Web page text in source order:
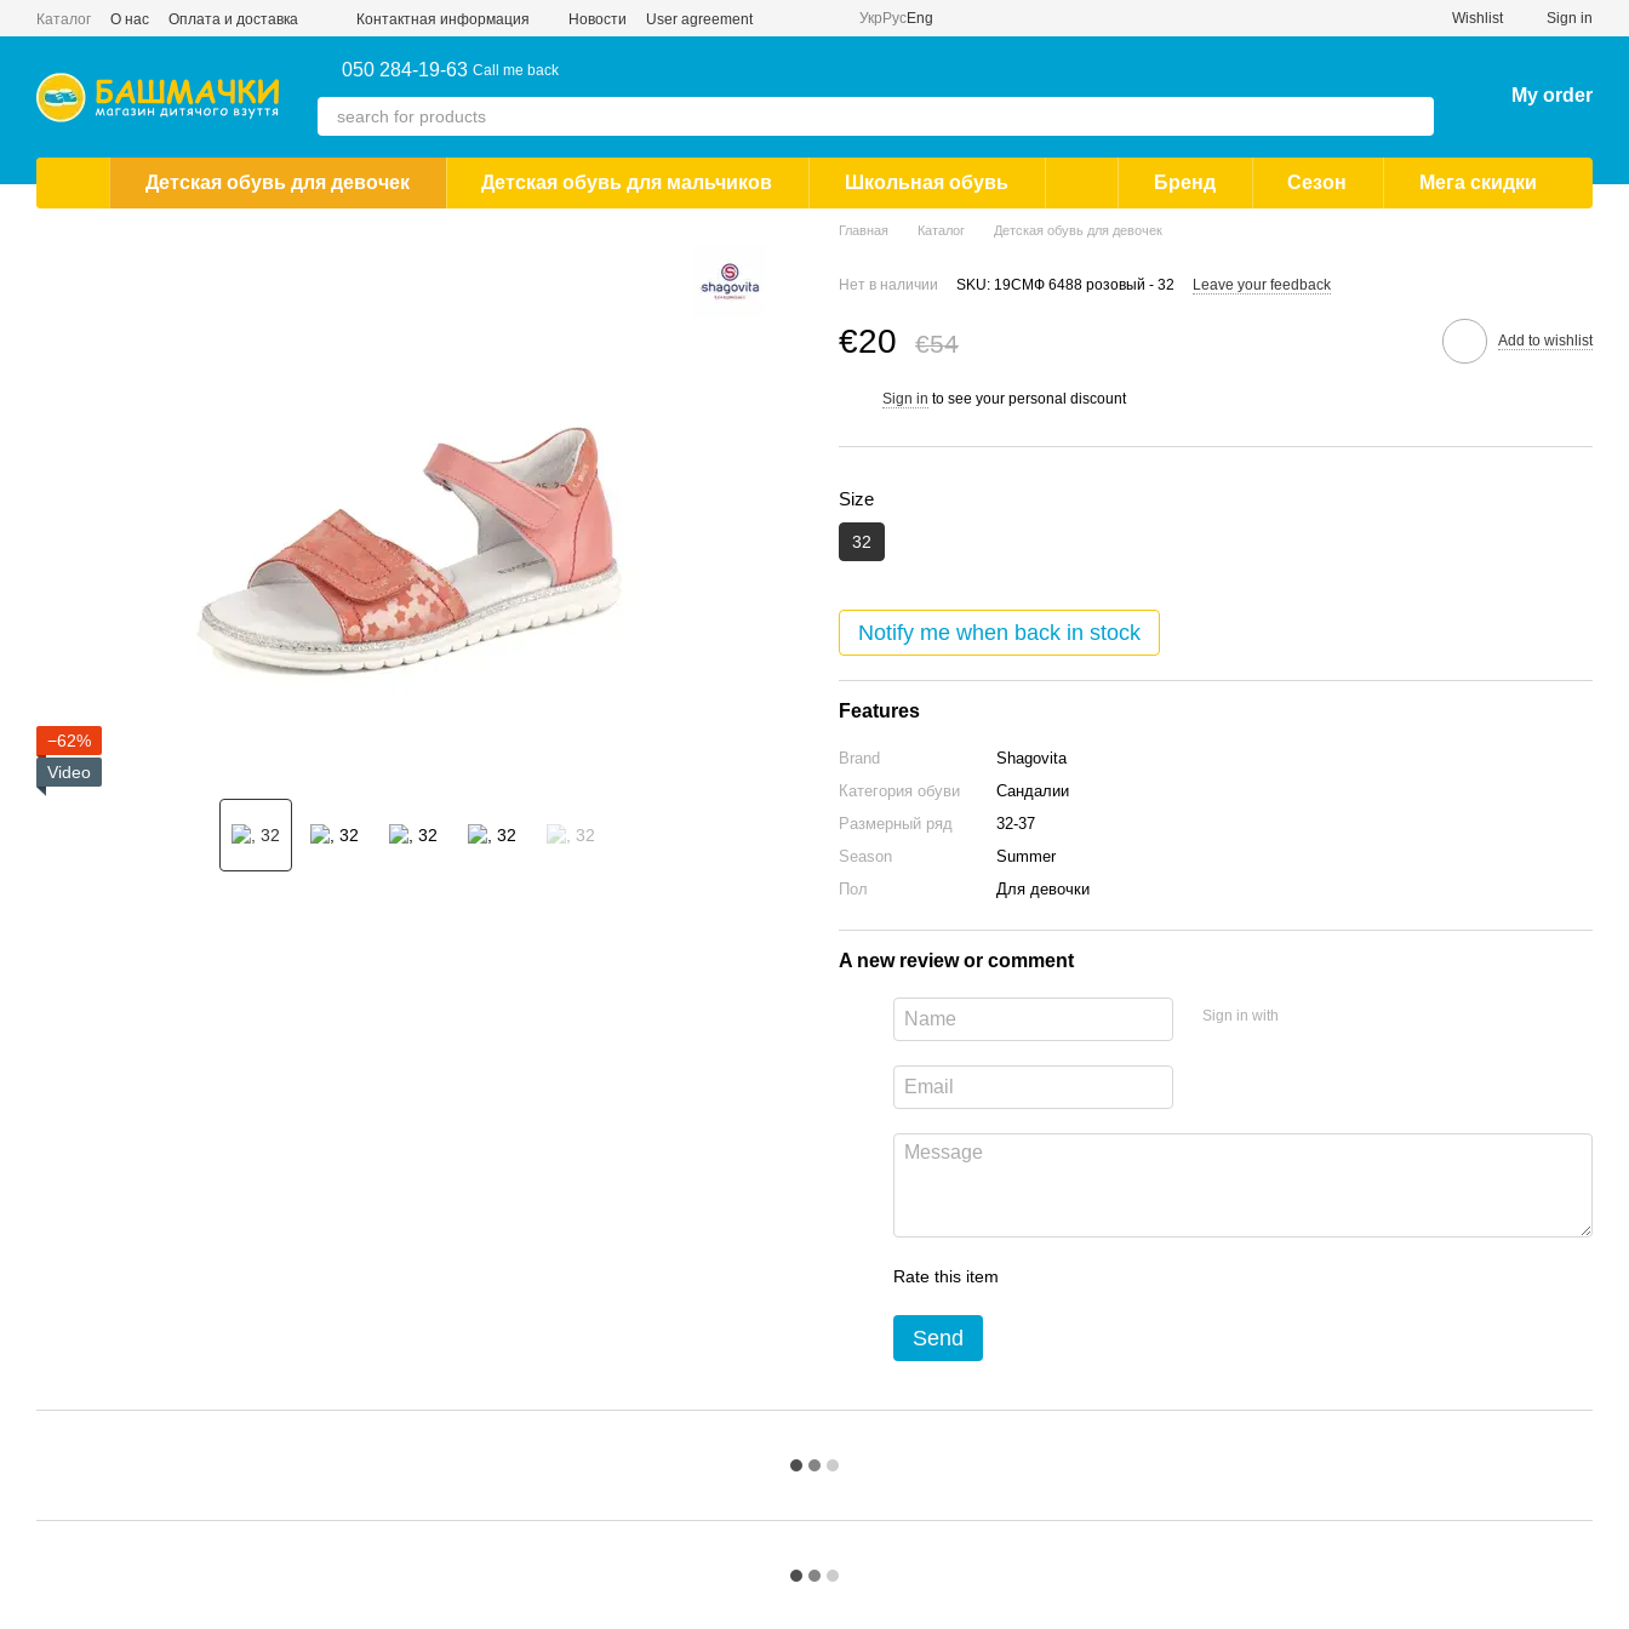
Skip to main content
Каталог О нас Оплата и доставка Контактная информация Новости User agreement Укр РусEng Wishlist Sign in
050 284-19-63 Call me back
My order
Детская обувь для девочек Детская обувь для мальчиков Школьная обувь Бренд Сезон Мега скидки
−62%
Video
Главная Каталог Детская обувь для девочек
Нет в наличии SKU: 19СМФ 6488 розовый - 32 Leave your feedback
€20 €54 Add to wishlist
Sign in to see your personal discount
Size
32
Notify me when back in stock
Features
Brand
Shagovita
Категория обуви
Сандалии
Размерный ряд
32-37
Season
Summer
Пол
Для девочки
A new review or comment
Sign in with
Rate this item
Send